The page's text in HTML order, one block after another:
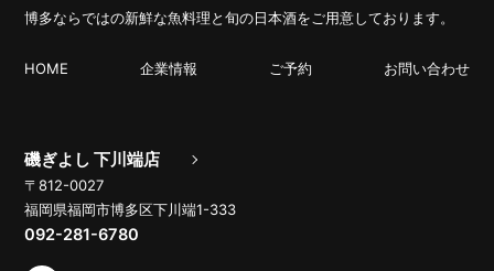
博多ならではの新鮮な魚料理と旬の日本酒をご用意しております。
HOME 企業情報 ご予約 お問い合わせ
磯ぎよし 下川端店
〒812-0027
福岡県福岡市博多区下川端1-333
092-281-6780